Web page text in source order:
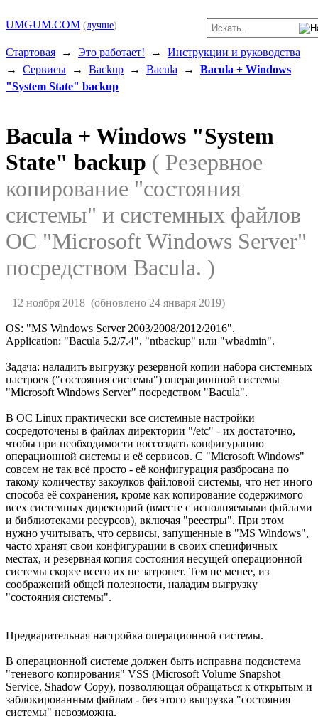
UMGUM.COM (лучше)
Стартовая → Это работает! → Инструкции и руководства
→ Сервисы → Backup → Bacula → Bacula + Windows
"System State" backup
Bacula + Windows "System
State" backup ( Резервное
копирование "состояния
системы" и системных файлов
ОС "Microsoft Windows Server"
посредством Bacula. )
12 ноября 2018(обновлено 24 января 2019)
OS: "MS Windows Server 2003/2008/2012/2016".
Application: "Bacula 5.2/7.4", "ntbackup" или "wbadmin".
Задача: наладить выгрузку резервной копии набора системных
настроек ("состояния системы") операционной системы
"Microsoft Windows Server" посредством "Bacula".
В ОС Linux практически все системные настройки
сосредоточены в файлах директории "/etc" - их достаточно,
чтобы при необходимости воссоздать конфигурацию
операционной системы и её сервисов. С "Microsoft Windows"
совсем не так всё просто - её конфигурация разбросана по
такому количеству закоулков файловой системы, что нет иного
способа её сохранения, кроме как копирование содержимого
всех системных директорий (вместе с исполняемыми файлами
и библиотеками ресурсов), включая "реестры". При этом
нужно учитывать, что сервисы, запущенные в "MS Windows",
часто хранят свои конфигурации в своих специфичных
местах, и резервная копия состояния несущей операционной
системы скорее всего их не затронет. Тем не менее, из
соображений общей полезности, наладим выгрузку
"состояния системы".
Предварительная настройка операционной системы.
В операционной системе должен быть исправна подсистема
"теневого копирования" VSS (Microsoft Volume Snapshot
Service, Shadow Copy), позволяющая обращаться к открытым и
заблокированным файлам - без этого выгрузка "состояния
системы" невозможна.